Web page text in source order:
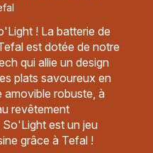
! La batterie de
est dotée de notre
qui allie un design
plats savoureux en
amovible robuste, à
revêtement
est un jeu
grâce à Tefal !